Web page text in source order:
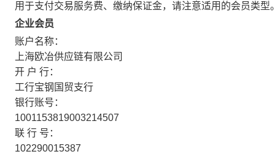
用于支付交易服务费、缴纳保证金，请注意适用的会员类型
企业会员
账户名称：
上海欧冶供应链有限公司
开 户 行：
工行宝钢国贸支行
银行账号：
1001153819003214507
联 行 号：
102290015387